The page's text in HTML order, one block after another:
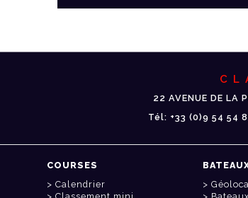
22 AVENUE DE LA
Tél: +33 (0)9 54 54
COURSES
Calendrier